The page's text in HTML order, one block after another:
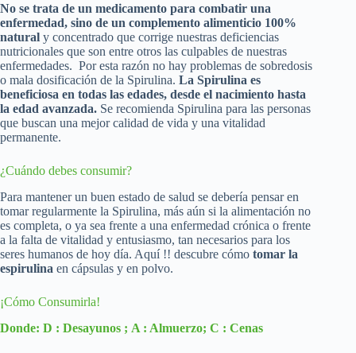
No se trata de un medicamento para combatir una
enfermedad, sino de un complemento alimenticio 100%
natural y concentrado que corrige nuestras deficiencias
nutricionales que son entre otros las culpables de nuestras
enfermedades. Por esta razón no hay problemas de sobredosis
o mala dosificación de la Spirulina. La Spirulina es
beneficiosa en todas las edades, desde el nacimiento hasta
la edad avanzada. Se recomienda Spirulina para las personas
que buscan una mejor calidad de vida y una vitalidad
permanente.
¿Cuándo debes consumir?
Para mantener un buen estado de salud se debería pensar en
tomar regularmente la Spirulina, más aún si la alimentación no
es completa, o ya sea frente a una enfermedad crónica o frente
a la falta de vitalidad y entusiasmo, tan necesarios para los
seres humanos de hoy día. Aquí !! descubre cómo tomar la
espirulina en cápsulas y en polvo.
¡Cómo Consumirla!
Donde: D : Desayunos ; A : Almuerzo; C : Cenas